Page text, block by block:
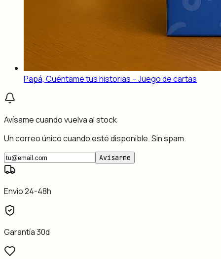
Papá, Cuéntame tus historias – Juego de cartas
Avísame cuando vuelva al stock
Un correo único cuando esté disponible. Sin spam.
Avisarme
Envío 24-48h
Garantía 30d